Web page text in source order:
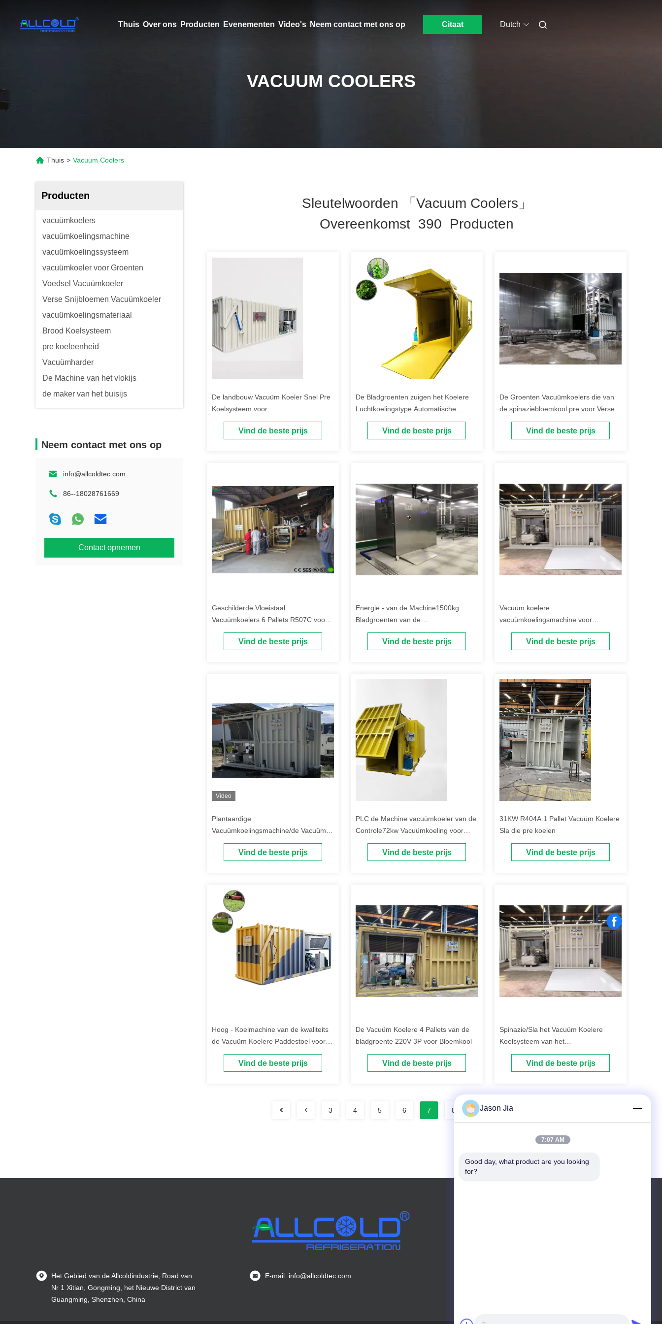
Thuis Over ons Producten Evenementen Video's Neem contact met ons op Citaat Dutch
VACUUM COOLERS
Thuis > Vacuum Coolers
Producten
vacuümkoelers
vacuümkoelingsmachine
vacuümkoelingssysteem
vacuümkoeler voor Groenten
Voedsel Vacuümkoeler
Verse Snijbloemen Vacuümkoeler
vacuümkoelingsmateriaal
Brood Koelsysteem
pre koeleenheid
Vacuümharder
De Machine van het vlokijs
de maker van het buisijs
Neem contact met ons op
info@allcoldtec.com
86--18028761669
Contact opnemen
Sleutelwoorden 「vacuum Coolers」
Overeenkomst 390 Producten
De landbouw Vacuüm Koeler Snel Pre
Koelsysteem voor
Oester/Knooppaddestoel
Vind de beste prijs
De Bladgroenten zuigen het Koelere
Luchtkoelingstype Automatische
Koelsysteem van de Knooppaddestoel
Vind de beste prijs
De Groenten Vacuümkoelers die van
de spinaziebloemkool pre voor Verse
Industrie koelen
Vind de beste prijs
Geschilderde Vloeistaal
Vacuümkoelers 6 Pallets R507C voor
Lima Beans Fresh Keeping
Vind de beste prijs
Energie - van de Machine1500kg
Bladgroenten van de
besparingsvacuümkoeling de Bloemen
VacuümkoelerVind de beste prijs
Vacuüm koelere
vacuümkoelingsmachine voor
groentenvruchten verse snijbloemen
en paddestoelVind de beste prijs
Video
Plantaardige
Vacuümkoelingsmachine/de Vacuüm
Koelere Goede Plantaardige
Koelmachine van de
Vind de beste prijs
PLC de Machine vacuümkoeler van de
Controle72kw Vacuümkoeling voor
Groenten/bloemen/paddestoelen
Vind de beste prijs
31KW R404A 1 Pallet Vacuüm Koelere
Sla die pre koelen
Vind de beste prijs
Hoog - Koelmachine van de kwaliteits
de Vacuüm Koelere Paddestoel voor
Slabloemen
Vind de beste prijs
De Vacuüm Koelere 4 Pallets van de
bladgroente 220V 3P voor Bloemkool
Vind de beste prijs
Spinazie/Sla het Vacuüm Koelere
Koelsysteem van het
Paddestoelenr404a Koelmiddel pre
Vind de beste prijs
3 4 5 6 7 8 9 10
Het Gebied van de Allcoldindustrie, Road van
Nr 1 Xitian, Gongming, het Nieuwe District van
Guangming, Shenzhen, China
E-mail: info@allcoldtec.com
Jason Jia
7:07 AM
Good day, what product are you looking
for?